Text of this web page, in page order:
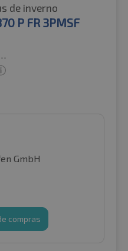
de inverno
P FR 3PMSF
GmbH
compras